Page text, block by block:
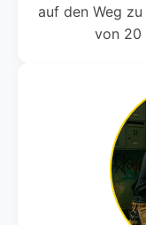
auf den Weg
von 20